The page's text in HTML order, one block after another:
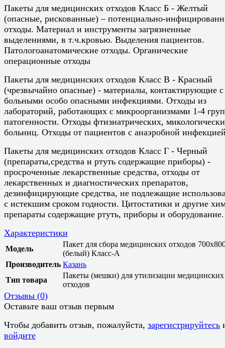
Пакеты для медицинских отходов Класс Б - Желтый
(опасные, рискованные) – потенциально-
отходы. Материал и инструменты загрязненные
выделениями, в т.ч.кровью. Выделения пациентов.
Патологоанатомические отходы. Органические
операционные отходы
Пакеты для медицинских отходов Класс В - Красный
(чрезвычайно опасные) - материалы, контактирующие с
больными особо опасными инфекциями. Отходы из
лабораторий, работающих с микроорганизмами 1-4
патогенности. Отходы фтизиатрических,
больниц. Отходы от пациентов с анаэробной
Пакеты для медицинских отходов Класс Г - Черный
(препараты,средства и ртуть содержащие приборы) -
просроченные лекарственные средства, отходы от
лекарственных и диагностических препаратов,
дезинфицирующие средства, не подлежащие
с истекшим сроком годности. Цитостатики и другие
препараты содержащие ртуть, приборы и оборудование.
Характеристики
Модель
Пакет для сбора медицинских отходов
(белый) Класс-А
Производитель Казань
Тип товара
Пакеты (мешки) для утилизации медицинских
отходов
Отзывы (0)
Оставьте ваш отзыв первым
Чтобы добавить отзыв, пожалуйста, зарегистрируйтесь
войдите